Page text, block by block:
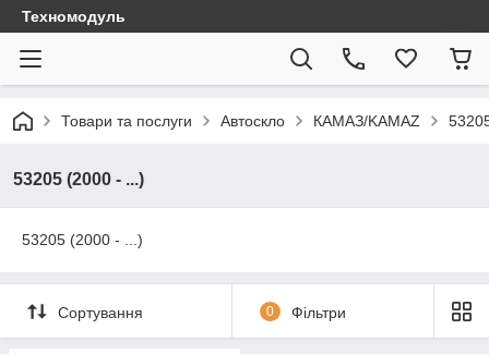
Техномодуль
Товари та послуги Автоскло КАМАЗ/KAMAZ
53205 (2000 - ...)
53205 (2000 - ...)
Сортування 0 Фільтри